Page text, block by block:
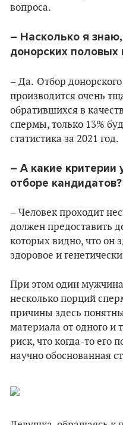
вопроса.
– Насколько я
донорских половых
– Да. Отбор
производится очень
обратившихся в
спермы, только 13%
статистика за 2021 год.
– А какие критерии
отборе кандидатов?
– Человек проходит
должен предоставить
которых видно, что он
здоровое и
При этом один
несколько порций
причины здесь
материала от одного
риск, что когда-то его
научно обоснованная